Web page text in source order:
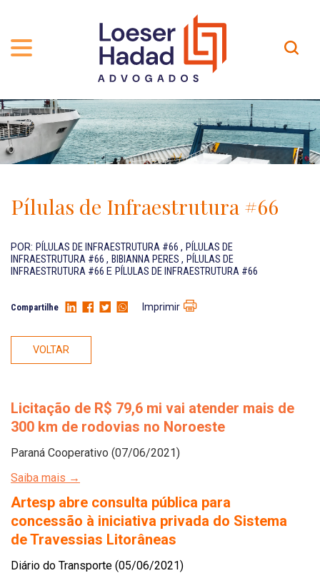
QUEM SOMOS
TRAJETÓRIA
INCLUSÃO E DIVERSIDADE
PRÊMIOS
ÁREAS DE ATUAÇÃO
PROFISSIONAIS
CARREIRA
Contato
Localização
Pílulas de Infraestrutura #66
POR: PÍLULAS DE INFRAESTRUTURA #66 , PÍLULAS DE
INFRAESTRUTURA #66 , BIBIANNA PERES , PÍLULAS DE
INFRAESTRUTURA #66 E PÍLULAS DE INFRAESTRUTURA #66
Compartilhe Imprimir
VOLTAR
Licitação de R$ 79,6 mi vai atender mais de
300 km de rodovias no Noroeste
Paraná Cooperativo (07/06/2021)
Saiba mais →
Artesp abre consulta pública para
concessão à iniciativa privada do Sistema
de Travessias Litorâneas
Diário do Transporte (05/06/2021)